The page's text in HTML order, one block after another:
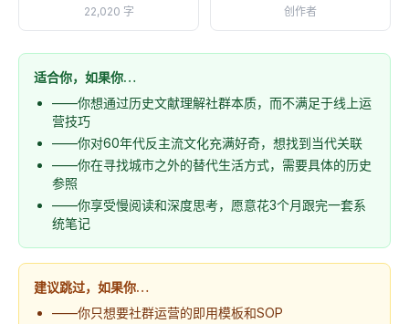
22,020 字 创作者
适合你，如果你…
——你想通过历史文献理解社群本质，而不满足于线上运
营技巧
——你对60年代反主流文化充满好奇，想找到当代关联
——你在寻找城市之外的替代生活方式，需要具体的历史
参照
——你享受慢阅读和深度思考，愿意花3个月跟完一套系
统笔记
建议跳过，如果你…
——你只想要社群运营的即用模板和SOP